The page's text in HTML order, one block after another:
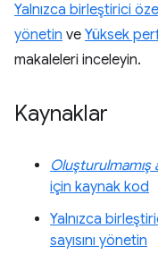
Yalnızca birleştirici
yönetin ve Yüksek
makaleleri inceleyin.
Kaynaklar
Oluşturulmamış
için kaynak kod
Yalnızca
sayısını yönetin